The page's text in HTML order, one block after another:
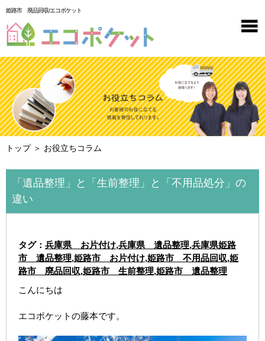
姫路市 廃品回収/エコポケット
トップ＞ お役立ちコラム
「遺品整理」と「生前整理」と「不用品処分」の
違い
タグ： 兵庫県 お片付け,兵庫県 遺品整理,兵庫県姫路
市 遺品整理,姫路市 お片付け,姫路市 不用品回収,姫
路市 廃品回収,姫路市 生前整理,姫路市 遺品整理
こんにちは
エコポケットの藤本です。